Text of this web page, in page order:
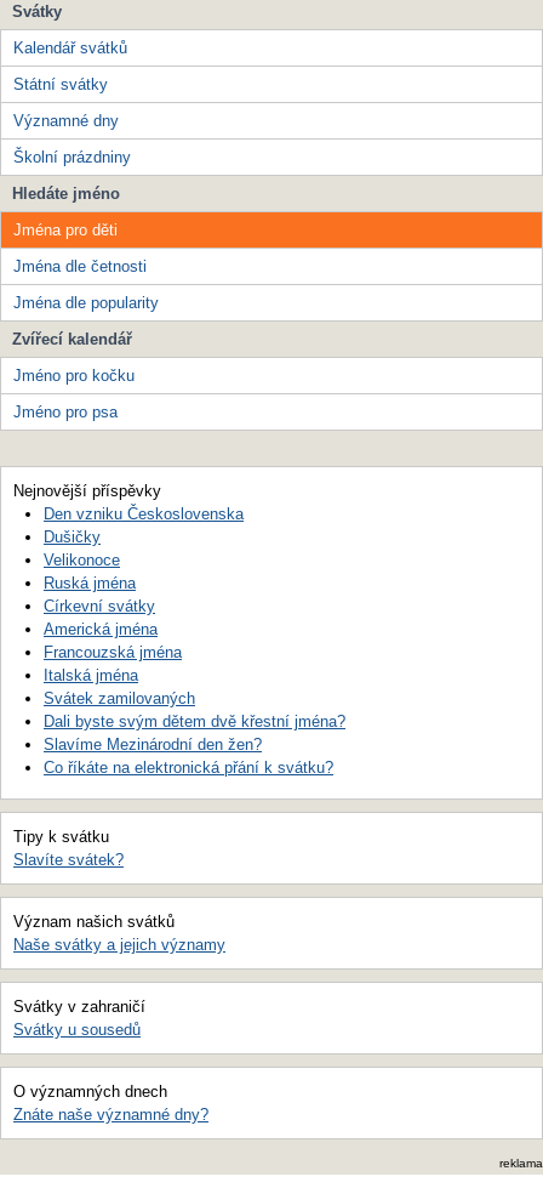
Svátky
Kalendář svátků
Státní svátky
Významné dny
Školní prázdniny
Hledáte jméno
Jména pro děti
Jména dle četnosti
Jména dle popularity
Zvířecí kalendář
Jméno pro kočku
Jméno pro psa
Nejnovější příspěvky
Den vzniku Československa
Dušičky
Velikonoce
Ruská jména
Církevní svátky
Americká jména
Francouzská jména
Italská jména
Svátek zamilovaných
Dali byste svým dětem dvě křestní jména?
Slavíme Mezinárodní den žen?
Co říkáte na elektronická přání k svátku?
Tipy k svátku
Slavíte svátek?
Význam našich svátků
Naše svátky a jejich významy
Svátky v zahraničí
Svátky u sousedů
O významných dnech
Znáte naše významné dny?
reklama